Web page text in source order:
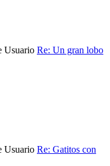
Re: Un gran lobo
Re: Gatitos con